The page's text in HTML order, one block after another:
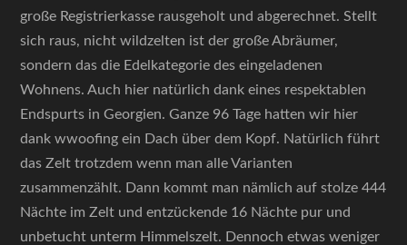
große Registrierkasse rausgeholt und abgerechnet. Stellt
sich raus, nicht wildzelten ist der große Abräumer,
sondern das die Edelkategorie des eingeladenen
Wohnens. Auch hier natürlich dank eines respektablen
Endspurts in Georgien. Ganze 96 Tage hatten wir hier
dank wwoofing ein Dach über dem Kopf. Natürlich führt
das Zelt trotzdem wenn man alle Varianten
zusammenzählt. Dann kommt man nämlich auf stolze 444
Nächte im Zelt und entzückende 16 Nächte pur und
unbetucht unterm Himmelszelt. Dennoch etwas weniger